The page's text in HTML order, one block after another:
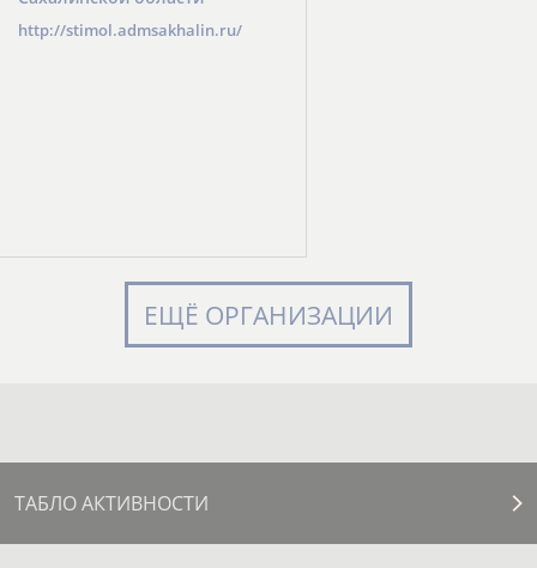
http://stimol.admsakhalin.ru/
ЕЩЁ ОРГАНИЗАЦИИ
ТАБЛО АКТИВНОСТИ